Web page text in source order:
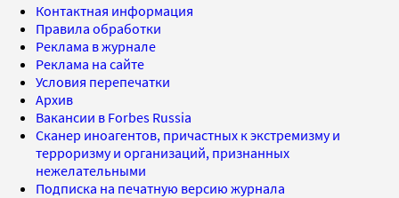
Контактная информация
Правила обработки
Реклама в журнале
Реклама на сайте
Условия перепечатки
Архив
Вакансии в Forbes Russia
Сканер иноагентов, причастных к экстремизму и
терроризму и организаций, признанных
нежелательными
Подписка на печатную версию журнала